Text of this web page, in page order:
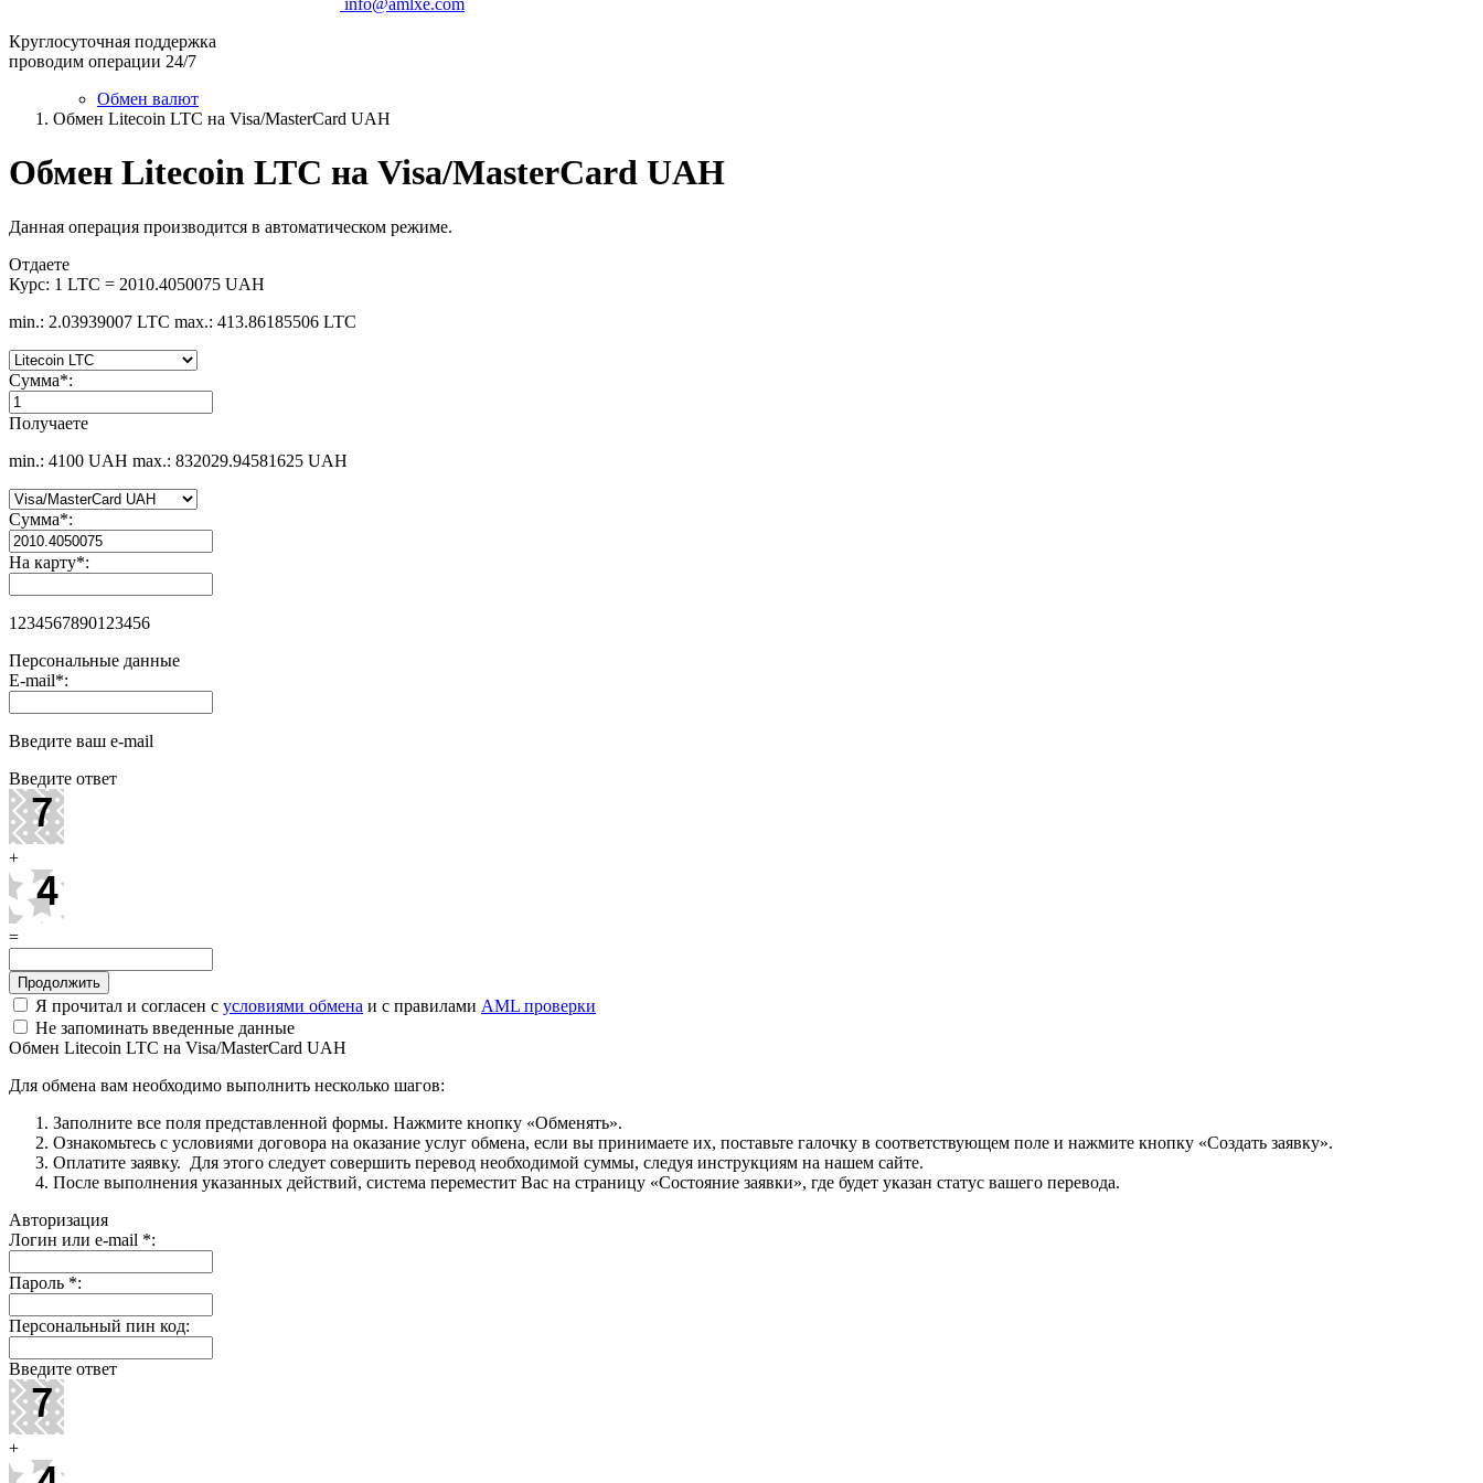
info@amlxe.com
Круглосуточная поддержка
проводим операции 24/7
Обмен валют
Обмен Litecoin LTC на Visa/MasterCard UAH
Обмен Litecoin LTC на Visa/MasterCard UAH
Данная операция производится в автоматическом режиме.
Отдаете
Курс: 1 LTC = 2010.4050075 UAH
min.: 2.03939007 LTC max.: 413.86185506 LTC
Сумма*:
Получаете
min.: 4100 UAH max.: 832029.94581625 UAH
Сумма*:
На карту*:
1234567890123456
Персональные данные
E-mail*:
Введите ваш e-mail
Введите ответ
+
=
Я прочитал и согласен с условиями обмена и с правилами AML проверки
Не запоминать введенные данные
Обмен Litecoin LTC на Visa/MasterCard UAH
Для обмена вам необходимо выполнить несколько шагов:
Заполните все поля представленной формы. Нажмите кнопку «Обменять».
Ознакомьтесь с условиями договора на оказание услуг обмена, если вы принимаете их, поставьте галочку в соответствующем поле и нажмите кнопку «Создать заявку».
Оплатите заявку. Для этого следует совершить перевод необходимой суммы, следуя инструкциям на нашем сайте.
После выполнения указанных действий, система переместит Вас на страницу «Состояние заявки», где будет указан статус вашего перевода.
Авторизация
Логин или e-mail *:
Пароль *:
Персональный пин код:
Введите ответ
+